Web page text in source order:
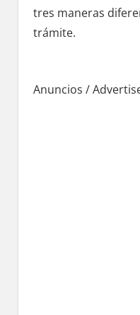
tres maneras
trámite.
Anuncios /